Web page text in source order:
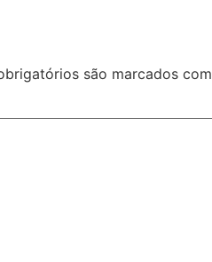
são marcados com